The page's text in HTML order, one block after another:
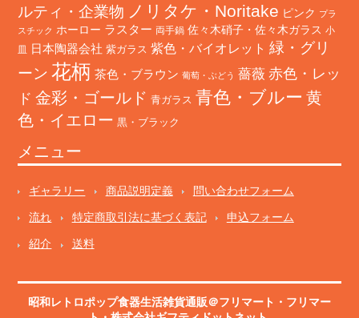
ルティ・企業物 ノリタケ・Noritake ピンク プラ
スチック ホーロー ラスター 両手鍋 佐々木硝子・佐々木ガラス 小
皿
日本陶器会社 紫ガラス 紫色・バイオレット 緑・グリ
ーン 花柄 茶色・ブラウン 葡萄・ぶどう 薔薇 赤色・レッ
ド 金彩・ゴールド 青ガラス 青色・ブルー 黄
色・イエロー 黒・ブラック
メニュー
ギャラリー 商品説明定義 問い合わせフォーム
流れ 特定商取引法に基づく表記 申込フォーム
紹介 送料
昭和レトロポップ食器生活雑貨通販＠フリマート ・ フリマー